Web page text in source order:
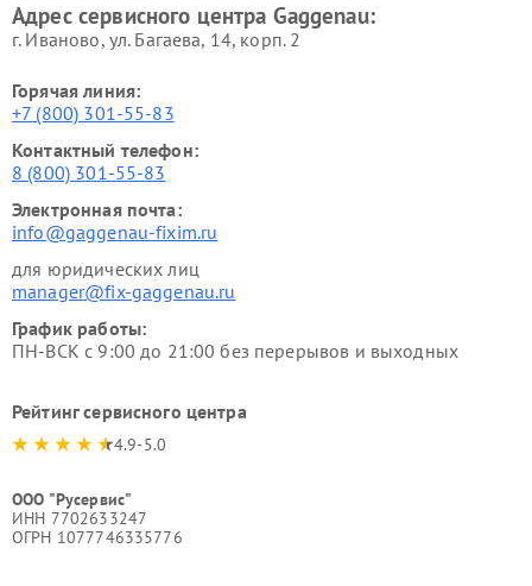
Адрес сервисного центра Gaggenau:
г. Иваново, ул. Багаева, 14, корп. 2
Горячая линия:
+7 (800) 301-55-83
Контактный телефон:
8 (800) 301-55-83
Электронная почта:
info@gaggenau-fixim.ru
для юридических лиц
manager@fix-gaggenau.ru
График работы:
ПН-ВСК с 9:00 до 21:00 без перерывов и выходных
Рейтинг сервисного центра
4.9-5.0
ООО "Русервис"
ИНН 7702633247
ОГРН 1077746335776